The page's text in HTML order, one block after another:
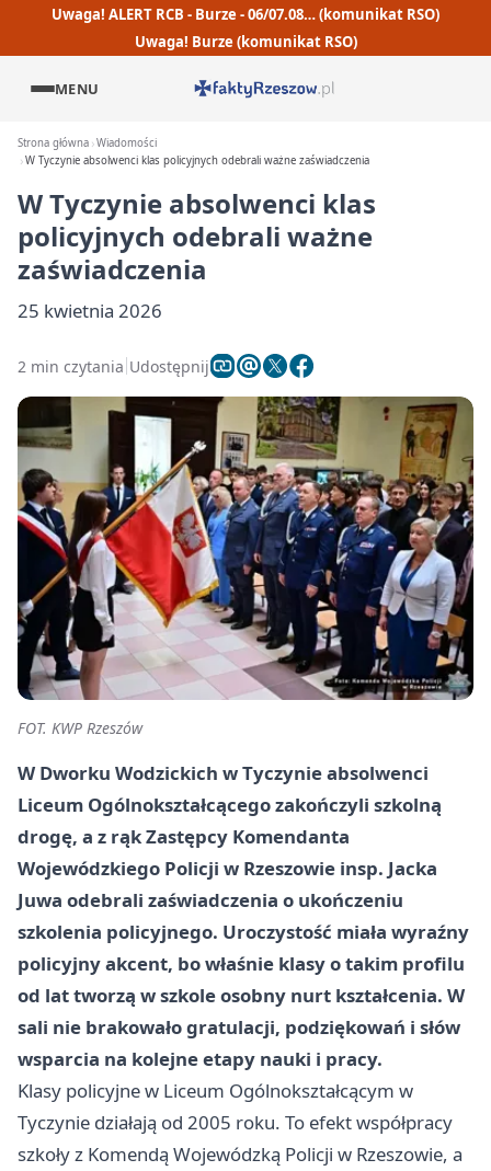
Uwaga! ALERT RCB - Burze - 06/07.08… (komunikat RSO)
Uwaga! Burze (komunikat RSO)
MENU
Strona główna Wiadomości
W Tyczynie absolwenci klas policyjnych odebrali ważne zaświadczenia
W Tyczynie absolwenci klas
policyjnych odebrali ważne
zaświadczenia
25 kwietnia 2026
2 min czytania Udostępnij
FOT. KWP Rzeszów
W Dworku Wodzickich w Tyczynie absolwenci
Liceum Ogólnokształcącego zakończyli szkolną
drogę, a z rąk Zastępcy Komendanta
Wojewódzkiego Policji w Rzeszowie insp. Jacka
Juwa odebrali zaświadczenia o ukończeniu
szkolenia policyjnego. Uroczystość miała wyraźny
policyjny akcent, bo właśnie klasy o takim profilu
od lat tworzą w szkole osobny nurt kształcenia. W
sali nie brakowało gratulacji, podziękowań i słów
wsparcia na kolejne etapy nauki i pracy.
Klasy policyjne w Liceum Ogólnokształcącym w
Tyczynie działają od 2005 roku. To efekt współpracy
szkoły z Komendą Wojewódzką Policji w Rzeszowie, a